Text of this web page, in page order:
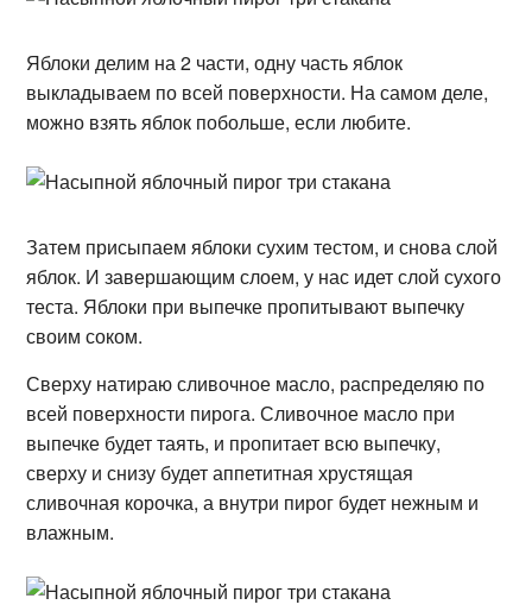
Яблоки делим на 2 части, одну часть яблок
выкладываем по всей поверхности. На самом деле,
можно взять яблок побольше, если любите.
Затем присыпаем яблоки сухим тестом, и снова слой
яблок. И завершающим слоем, у нас идет слой сухого
теста. Яблоки при выпечке пропитывают выпечку
своим соком.
Сверху натираю сливочное масло, распределяю по
всей поверхности пирога. Сливочное масло при
выпечке будет таять, и пропитает всю выпечку,
сверху и снизу будет аппетитная хрустящая
сливочная корочка, а внутри пирог будет нежным и
влажным.